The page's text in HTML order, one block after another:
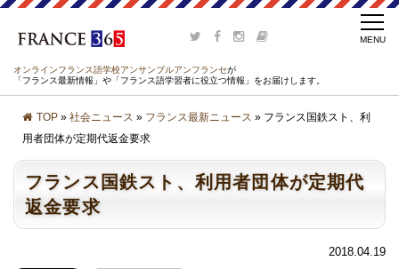
オンラインフランス語学校アンサンブルアンフランセが
「フランス最新情報」や「フランス語学習者に役立つ情報」をお届けします。
TOP » 社会ニュース » フランス最新ニュース » フランス国鉄スト、利
用者団体が定期代返金要求
フランス国鉄スト、利用者団体が定期代
返金要求
2018.04.19